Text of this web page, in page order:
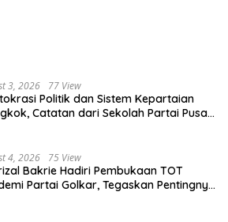
3, 2026 77 View
Politik dan Sistem Kepartaian
Catatan dari Sekolah Partai Pusat
4, 2026 75 View
Bakrie Hadiri Pembukaan TOT
Partai Golkar, Tegaskan Pentingnya